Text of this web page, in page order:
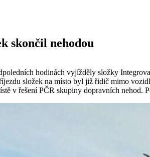
skončil nehodou
hodinách vyjížděly složky
složek na místo byl již řidič mimo
v řešení PČR skupiny dopravních nehod.